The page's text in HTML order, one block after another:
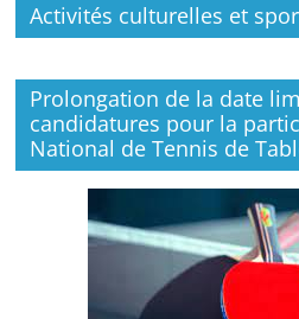
Activités culturelles et
Prolongation de la date
candidatures pour la
National de Tennis de